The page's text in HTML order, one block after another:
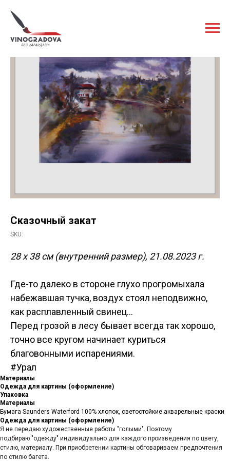
Сказочный закат
SKU:
28 х 38 см (внутренний размер), 21.08.2023 г.
Где-то далеко в стороне глухо прогромыхала
набежавшая тучка, воздух стоял неподвижно,
как расплавленный свинец...
Перед грозой в лесу бывает всегда так хорошо,
точно все кругом начинает куриться
благовонными испарениями.
#Урал
Материалы
Одежда для картины (оформление)
Упаковка
Материалы
Бумага Saunders Waterford 100% хлопок, светостойкие акварельные краски
Одежда для картины (оформление)
Я не передаю художественные работы "голыми". Поэтому
подбираю "одежду" индивидуально для каждого произведения по цвету,
стилю, материалу. При приобретении картины обговариваем предпочтения
по стилю багета.